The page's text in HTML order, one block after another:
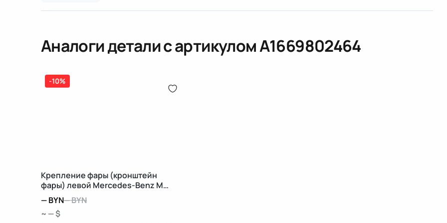
Аналоги детали с артикуломA1669802464
-10%
Крепление фары (кронштейн
фары) левой Mercedes-Benz M
W166
—BYN—BYN
~ — $